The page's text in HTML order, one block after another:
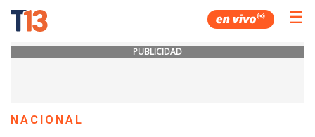
☰
PUBLICIDAD
NACIONAL